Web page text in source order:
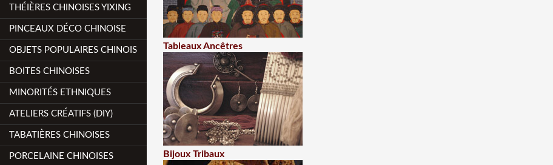
THÉIÈRES CHINOISES YIXING
PINCEAUX DÉCO CHINOISE
OBJETS POPULAIRES CHINOIS
BOITES CHINOISES
MINORITÉS ETHNIQUES
ATELIERS CRÉATIFS (DIY)
TABATIÈRES CHINOISES
PORCELAINE CHINOISES
Tableaux Ancêtres
Bijoux Tribaux